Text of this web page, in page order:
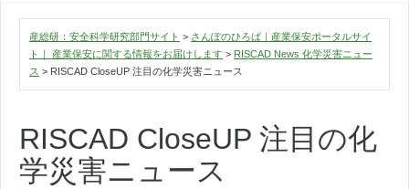
産総研：安全科学研究部門サイト > さんぽのひろば｜産業保安ポータルサイ
ト｜ 産業保安に関する情報をお届けします > RISCAD News 化学災害ニュー
ス > RISCAD CloseUP 注目の化学災害ニュース
RISCAD CloseUP 注目の化
学災害ニュース